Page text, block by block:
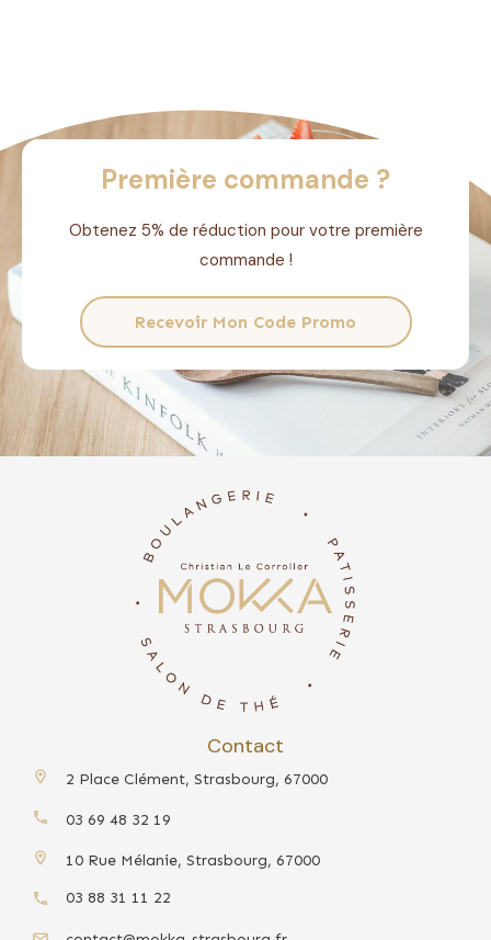
Première commande ?
Obtenez 5% de réduction pour votre première
commande !
Recevoir Mon Code Promo
Contact
2 Place Clément, Strasbourg, 67000
03 69 48 32 19
10 Rue Mélanie, Strasbourg, 67000
03 88 31 11 22